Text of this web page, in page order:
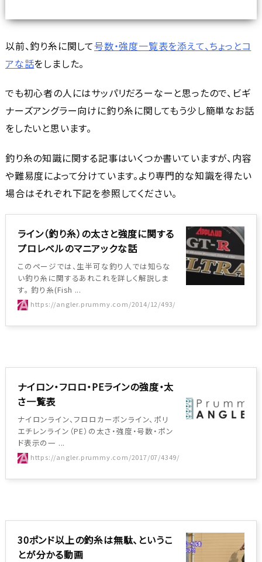
以前、釣り糸に関して号数・強度一覧表を添えて、ちょっとコ
アな話をしました。
でも初心者の人にはサッパリだろーなーと思ったので、ビギ
ナーズアングラー向けに釣り糸に関してもう少し簡単なお話
をしたいと思います。
釣り糸の知識に関する記事はいくつか書いていますが、内容
や難易度によって分けています。より専門的な知識を得たい
場合はそれぞれ下記を参照してください。
ライン（釣り糸）の太さと強度に関する
プロレベルのマニアックな話
このページでは、生半可な釣り人では知らな
い釣り糸に関するあれこれを詳しく解説しま
す。 釣り糸(Fish ...
https://angler.prummy.com/2014/12/493/
ナイロン・フロロ・PEラインの強度・太
さ一覧表
ナイロンライン、フロロカーボンライン、ポリ
エチレンライン（PE）の太さ・強度・号数・ポン
ド表示の一 ...
https://angler.prummy.com/2017/07/4349/
30ポンド以上の釣糸は無駄、というこ
とが分かる動画